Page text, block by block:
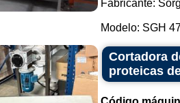
Fabricante:
Modelo: SGH
Cortadora
proteicas